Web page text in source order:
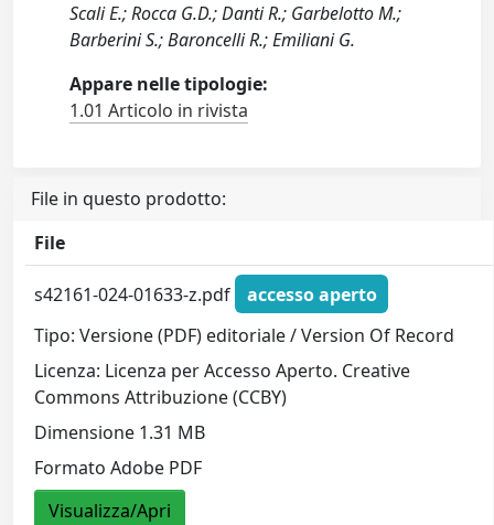
Scali E.; Rocca G.D.; Danti R.; Garbelotto M.;
Barberini S.; Baroncelli R.; Emiliani G.
Appare nelle tipologie:
1.01 Articolo in rivista
File in questo prodotto:
File
s42161-024-01633-z.pdf
accesso aperto
Tipo: Versione (PDF) editoriale / Version Of Record
Licenza: Licenza per Accesso Aperto. Creative
Commons Attribuzione (CCBY)
Dimensione 1.31 MB
Formato Adobe PDF
Visualizza/Apri